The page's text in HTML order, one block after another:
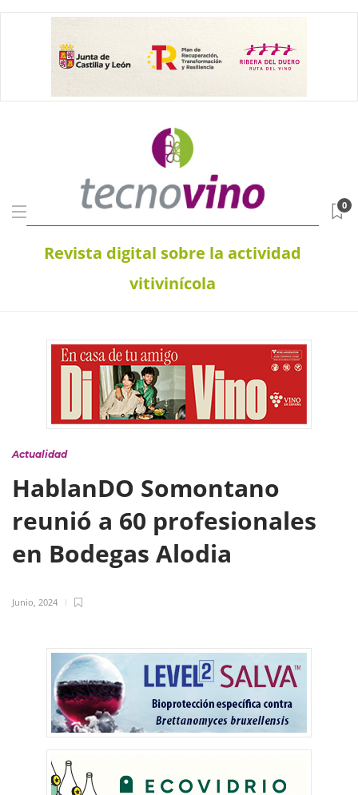
Revista digital sobre la actividad
vitivinícola
0
Actualidad
HablanDO Somontano
reunió a 60 profesionales
en Bodegas Alodia
Junio, 2024